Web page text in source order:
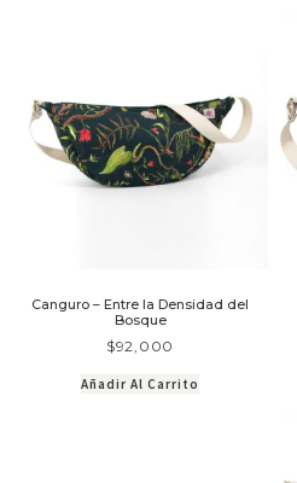
Canguro – Entre la Densidad del
Bosque
$92,000
Añadir Al Carrito